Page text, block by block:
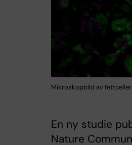
Mikroskopbild av
En ny studie
Nature